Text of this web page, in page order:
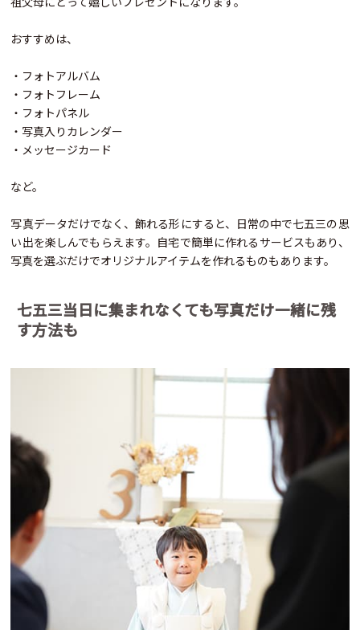
おすすめは、
・フォトアルバム
・フォトフレーム
・フォトパネル
・写真入りカレンダー
・メッセージカード
など。
写真データだけでなく、飾れる形にすると、日常の中で七五三の思
い出を楽しんでもらえます。自宅で簡単に作れるサービスもあり、
写真を選ぶだけでオリジナルアイテムを作れるものもあります。
七五三当日に集まれなくても写真だけ一緒に残
す方法も